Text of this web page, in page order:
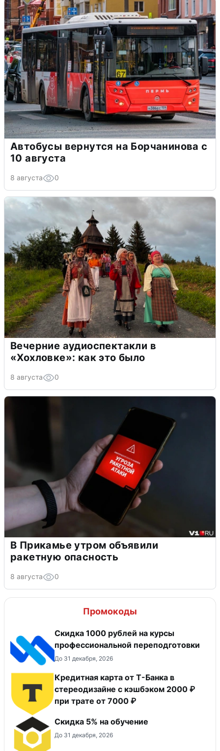
Автобусы вернутся на Борчанинова с
10 августа
8 августа 0
Вечерние аудиоспектакли в
«Хохловке»: как это было
8 августа 0
В Прикамье утром объявили
ракетную опасность
8 августа 0
Промокоды
Скидка 1000 рублей на курсы
профессиональной переподготовки
До 31 декабря, 2026
Кредитная карта от Т-Банка в
стереодизайне с кэшбэком 2000 ₽
при трате от 7000 ₽
Скидка 5% на обучение
До 31 декабря, 2026